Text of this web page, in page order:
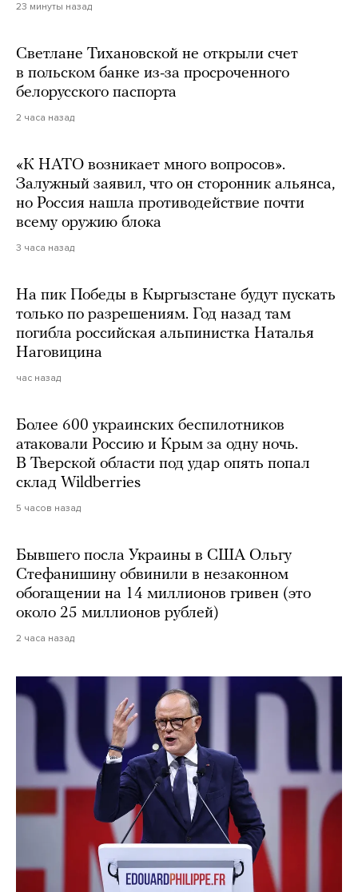
23 минуты назад
Светлане Тихановской не открыли счет
в польском банке из-за просроченного
белорусского паспорта
2 часа назад
«К НАТО возникает много вопросов».
Залужный заявил, что он сторонник альянса,
но Россия нашла противодействие почти
всему оружию блока
3 часа назад
На пик Победы в Кыргызстане будут пускать
только по разрешениям. Год назад там
погибла российская альпинистка Наталья
Наговицина
час назад
Более 600 украинских беспилотников
атаковали Россию и Крым за одну ночь.
В Тверской области под удар опять попал
склад Wildberries
5 часов назад
Бывшего посла Украины в США Ольгу
Стефанишину обвинили в незаконном
обогащении на 14 миллионов гривен (это
около 25 миллионов рублей)
2 часа назад